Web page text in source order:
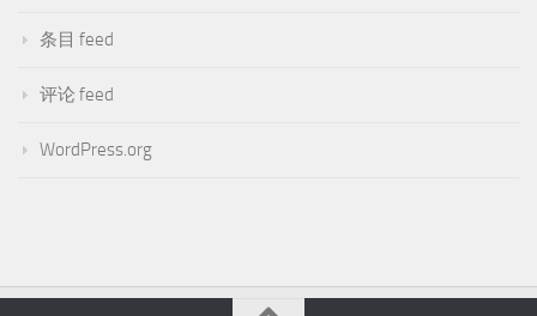
条目 feed
评论 feed
WordPress.org